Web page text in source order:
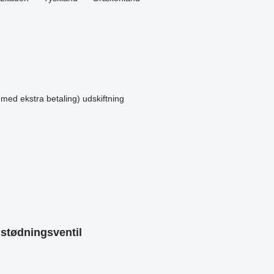
ekstra betaling) udskiftning